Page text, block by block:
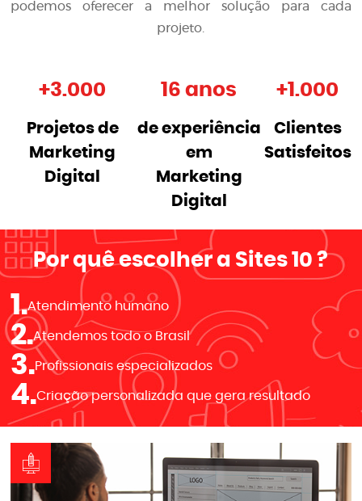
podemos oferecer a melhor solução para cada
projeto.
+3.000
Projetos de
Marketing
Digital
16 anos
de experiência
em
Marketing
Digital
+1.000
Clientes
Satisfeitos
Por quê escolher a Sites 10 ?
1.Atendimento humano
2.Atendemos todo o Brasil
3.Profissionais especializados
4.Criação personalizada que gera resultado